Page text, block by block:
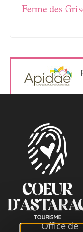
Ferme des
Office de